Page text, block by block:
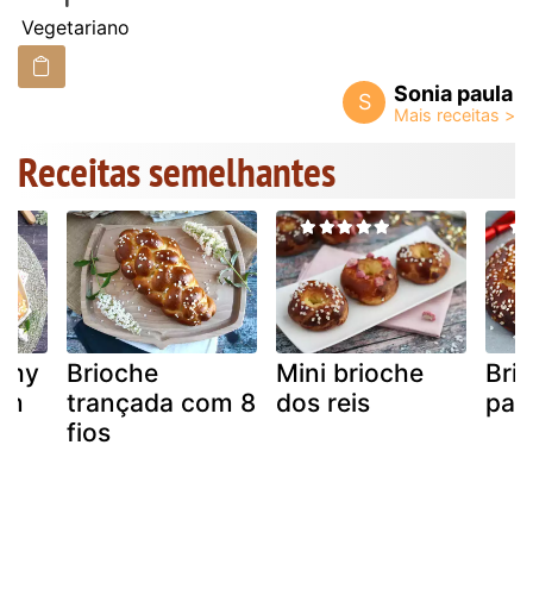
Vegetariano
S Sonia paula
Receitas semelhantes
Brioche
trançada com 8
fios
Mini brioche
dos reis